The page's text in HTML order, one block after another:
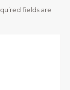
fields are